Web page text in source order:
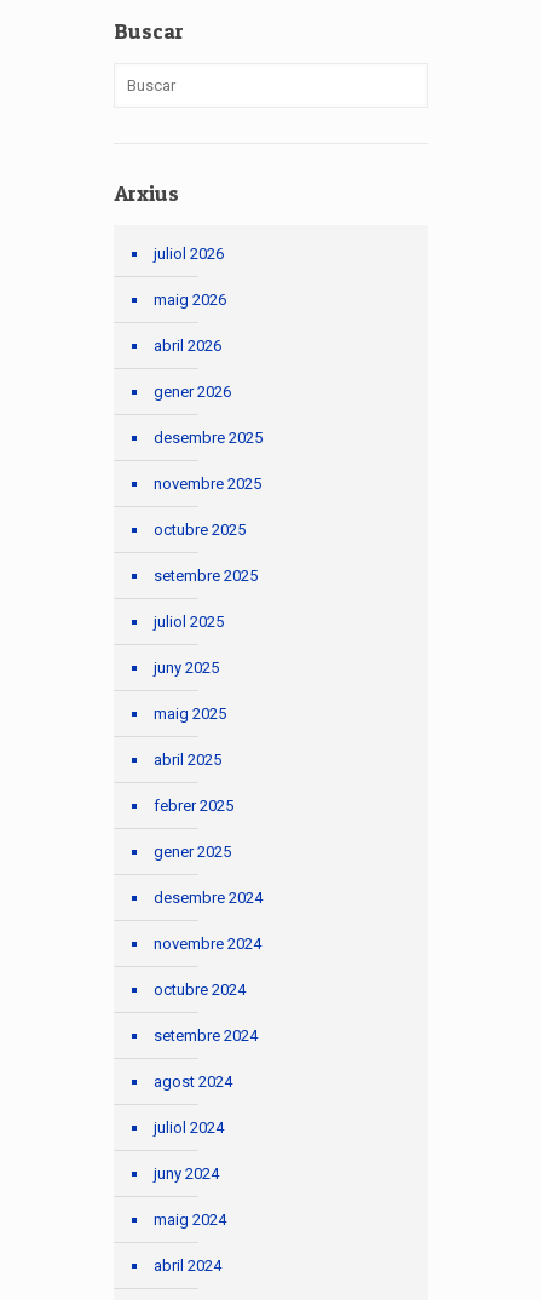
Buscar
Arxius
juliol 2026
maig 2026
abril 2026
gener 2026
desembre 2025
novembre 2025
octubre 2025
setembre 2025
juliol 2025
juny 2025
maig 2025
abril 2025
febrer 2025
gener 2025
desembre 2024
novembre 2024
octubre 2024
setembre 2024
agost 2024
juliol 2024
juny 2024
maig 2024
abril 2024